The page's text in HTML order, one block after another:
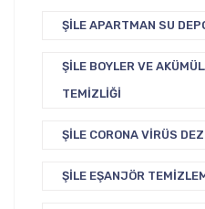
ŞILE APARTMAN SU
ŞILE BOYLER VE
TEMIZLIĞI
ŞILE CORONA VIRÜS
ŞILE EŞANJÖR